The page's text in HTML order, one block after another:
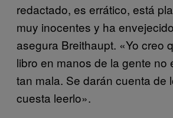
redactado, es errático, está
muy inocentes y ha
asegura Breithaupt. «Yo creo
libro en manos de la gente no
tan mala. Se darán cuenta de
cuesta leerlo».